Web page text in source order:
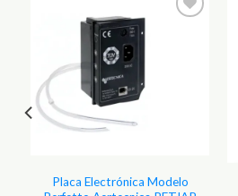
Placa Electrónica Modelo